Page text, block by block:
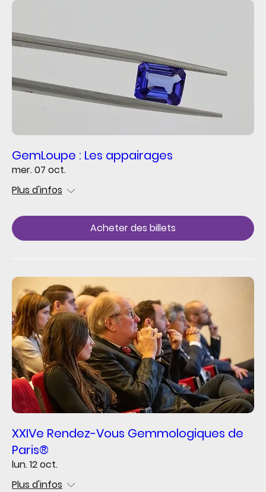
GemLoupe : Les appairages
mer. 07 oct.
Plus d'infos
Acheter des billets
XXIVe Rendez-Vous Gemmologiques de
Paris®
lun. 12 oct.
Plus d'infos